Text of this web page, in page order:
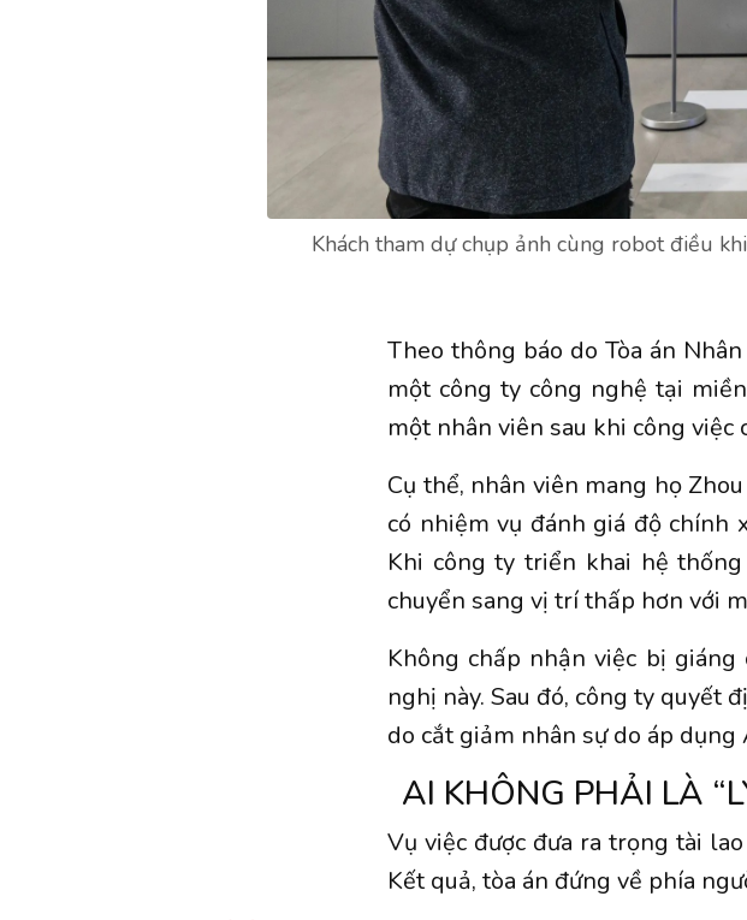
Khách tham dự chụp ảnh cùng robot điều
Theo thông báo do Tòa án
một công ty công nghệ tại
một nhân viên sau khi công
Cụ thể, nhân viên mang họ
có nhiệm vụ đánh giá độ chính
Khi công ty triển khai hệ
chuyển sang vị trí thấp hơn với
Không chấp nhận việc bị
nghị này. Sau đó, công ty quyết
do cắt giảm nhân sự do áp dụng
AI KHÔNG PHẢI LÀ
Vụ việc được đưa ra trọng tài
Kết quả, tòa án đứng về phía